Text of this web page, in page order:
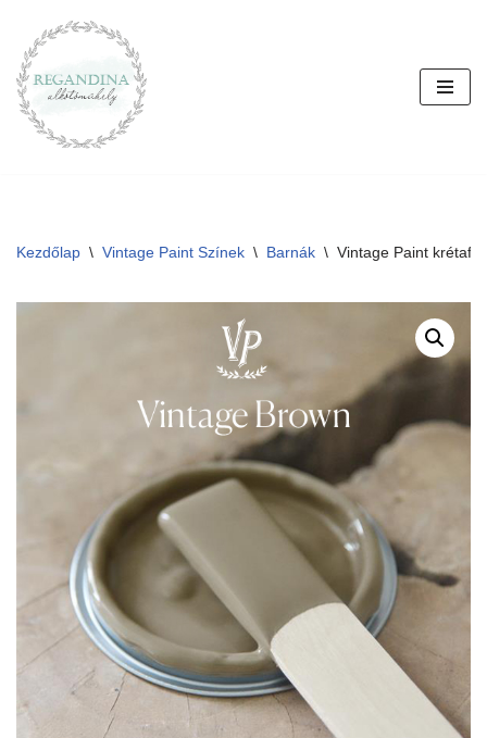
Skip
to
content
Kezdőlap \ Vintage Paint Színek \ Barnák \ Vintage Paint